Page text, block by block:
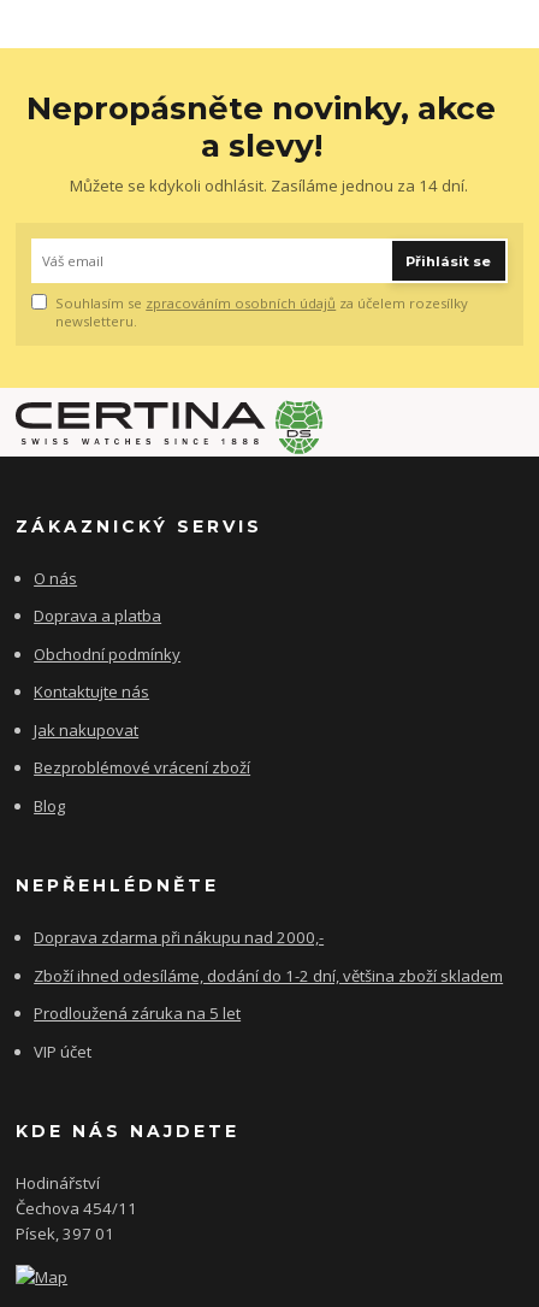
Nepropásněte novinky, akce
a slevy!
Můžete se kdykoli odhlásit. Zasíláme jednou za 14 dní.
Přihlásit se
Souhlasím se zpracováním osobních údajů za účelem rozesílky
newsletteru.
ZÁKAZNICKÝ SERVIS
O nás
Doprava a platba
Obchodní podmínky
Kontaktujte nás
Jak nakupovat
Bezproblémové vrácení zboží
Blog
NEPŘEHLÉDNĚTE
Doprava zdarma při nákupu nad 2000,-
Zboží ihned odesíláme, dodání do 1-2 dní, většina zboží skladem
Prodloužená záruka na 5 let
VIP účet
KDE NÁS NAJDETE
Hodinářství
Čechova 454/11
Písek, 397 01